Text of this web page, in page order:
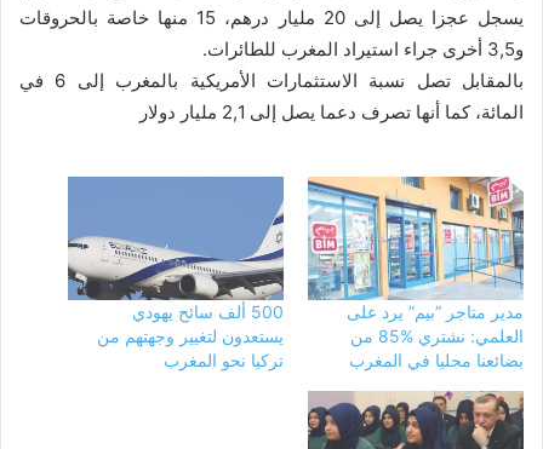
يسجل عجزا يصل إلى 20 مليار درهم، 15 منها خاصة بالحروقات
و3,5 أخرى جراء استيراد المغرب للطائرات.
بالمقابل تصل نسبة الاستثمارات الأمريكية بالمغرب إلى 6 في
المائة، كما أنها تصرف دعما يصل إلى 2,1 مليار دولار
مدير متاجر “بيم” يرد على
العلمي: نشتري %85 من
بضائعنا محليا في المغرب
500 ألف سائح يهودي
يستعدون لتغيير وجهتهم من
تركيا نحو المغرب